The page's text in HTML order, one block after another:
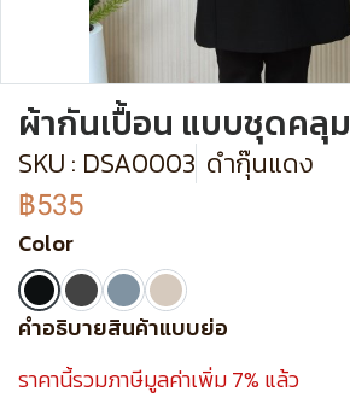
ผ้ากันเปื้อน แบบชุดคลุม
SKU : DSA0003 ดำกุ๊นแดง
฿535
Color
คำอธิบายสินค้าแบบย่อ
ราคานี้รวมภาษีมูลค่าเพิ่ม 7% แล้ว